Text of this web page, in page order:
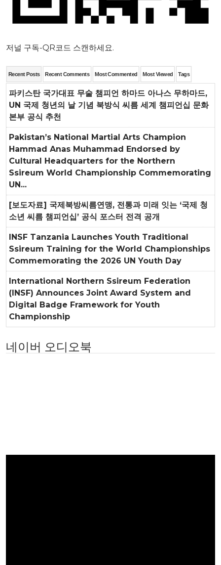
저널 구독-QR코드 스캔하세요.
Recent Posts Recent Comments Most Commented Most Viewed Tags
파키스탄 국가대표 무술 챔피언 하마드 아나스 무하마드,
UN 국제 청년의 날 기념 북방식 씨름 세계 챔피언십 문화
본부 공식 추천
Pakistan’s National Martial Arts Champion
Hammad Anas Muhammad Endorsed by
Cultural Headquarters for the Northern
Ssireum World Championship Commemorating
UN...
[보도자료] 국제북방씨름연맹, 전통과 미래 잇는 ‘국제 청
소년 씨름 챔피언십’ 공식 포스터 전격 공개
INSF Tanzania Launches Youth Traditional
Ssireum Training for the World Championships
Commemorating the 2026 UN Youth Day
International Northern Ssireum Federation
(INSF) Announces Joint Award System and
Digital Badge Framework for Youth
Championship
네이버 오디오북